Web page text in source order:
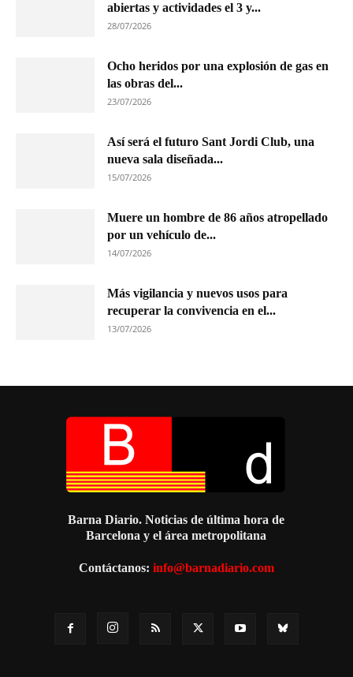
abiertas y actividades el 3 y...
28/07/2026
Ocho heridos por una explosión de gas en
las obras del...
23/07/2026
Así será el futuro Sant Jordi Club, una
nueva sala diseñada...
15/07/2026
Muere un hombre de 86 años atropellado
por un vehículo de...
14/07/2026
Más vigilancia y nuevos usos para
recuperar la convivencia en el...
13/07/2026
Barna Diario. Noticias de última hora de
Barcelona y el área metropolitana
Contáctanos: info@barnadiario.com